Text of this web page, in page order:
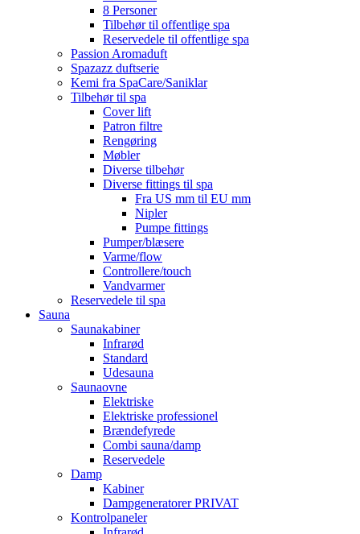
8 Personer
Tilbehør til offentlige spa
Reservedele til offentlige spa
Passion Aromaduft
Spazazz duftserie
Kemi fra SpaCare/Saniklar
Tilbehør til spa
Cover lift
Patron filtre
Rengøring
Møbler
Diverse tilbehør
Diverse fittings til spa
Fra US mm til EU mm
Nipler
Pumpe fittings
Pumper/blæsere
Varme/flow
Controllere/touch
Vandvarmer
Reservedele til spa
Sauna
Saunakabiner
Infrarød
Standard
Udesauna
Saunaovne
Elektriske
Elektriske professionel
Brændefyrede
Combi sauna/damp
Reservedele
Damp
Kabiner
Dampgeneratorer PRIVAT
Kontrolpaneler